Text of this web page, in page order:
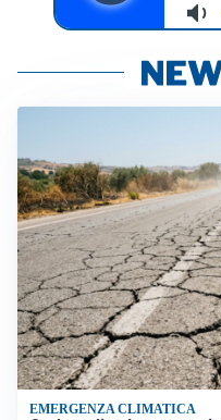
EMERGENZA CLIMATICA